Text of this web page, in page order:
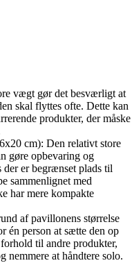
vægt gør det besværligt at
skal flyttes ofte. Dette kan
produkter, der måske
cm): Den relativt store
gøre opbevaring og
er begrænset plads til
sammenlignet med
har mere kompakte
af pavillonens størrelse
én person at sætte den op
til andre produkter,
nemmere at håndtere solo.